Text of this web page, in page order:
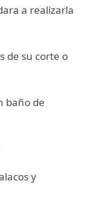
a realizarla
de su corte o
baño de
y